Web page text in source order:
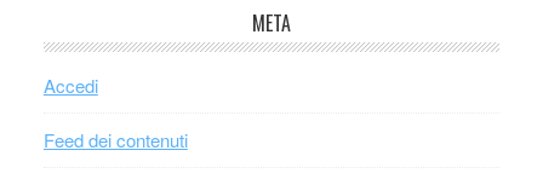
META
Accedi
Feed dei contenuti